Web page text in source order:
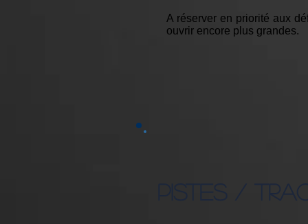
A réserver en priorité aux
ouvrir encore plus grandes.